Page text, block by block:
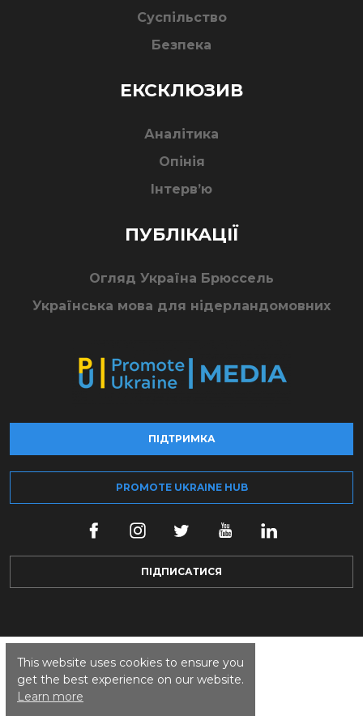
This website uses cookies to ensure you
get the best experience on our website.
Learn more
Суспільство
Безпека
ЕКСКЛЮЗИВ
Аналітика
Опінія
Інтерв’ю
ПУБЛІКАЦІЇ
Огляд Україна Брюссель
Українська мова для нідерландомовних
ПІДТРИМКА
PROMOTE UKRAINE HUB
ПІДПИСАТИСЯ